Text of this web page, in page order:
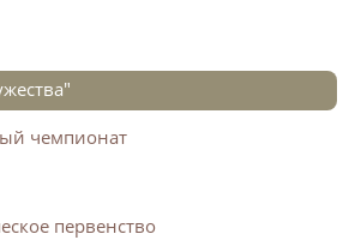
таблица
чемпионат
первенство